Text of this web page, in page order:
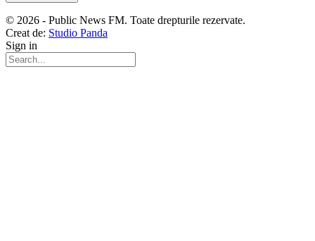
© 2026 - Public News FM. Toate drepturile rezervate.
Creat de: Studio Panda
Sign in